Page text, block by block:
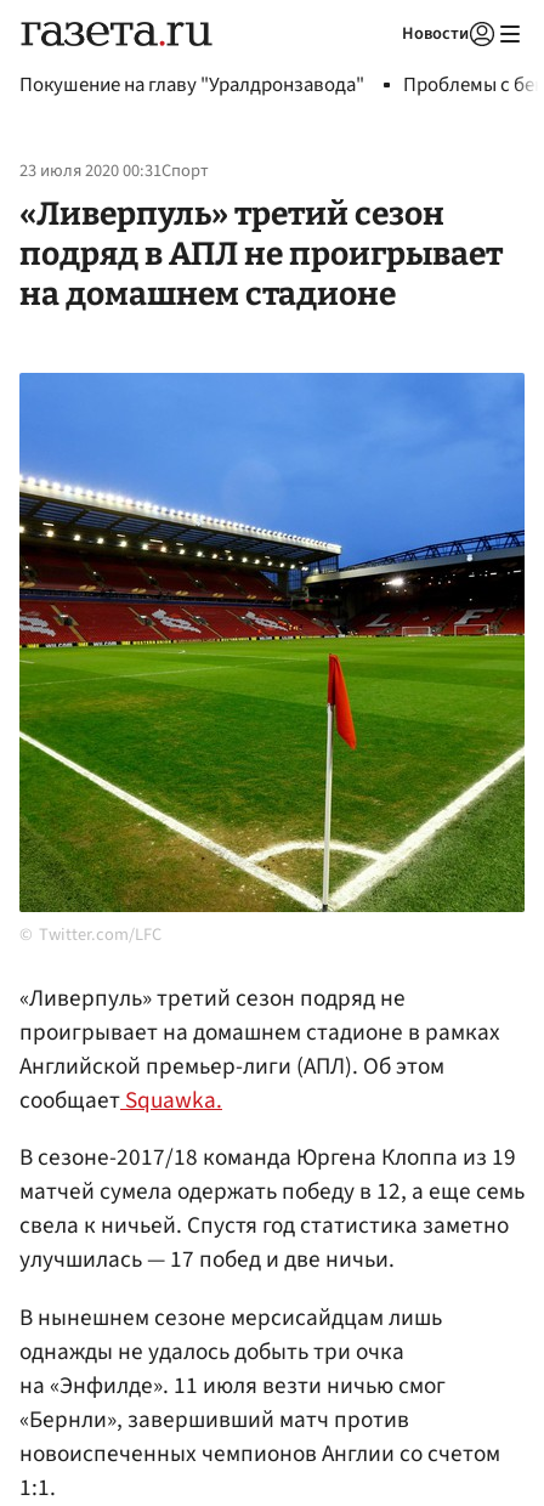
Новости
Покушение на главу "Уралдронзавода" Проблемы с
23 июля 2020 00:31Спорт
«Ливерпуль» третий сезон
подряд в АПЛ не проигрывает
на домашнем стадионе
Тwitter.com/LFC
«Ливерпуль» третий сезон подряд не
проигрывает на домашнем стадионе в рамках
Английской премьер-лиги (АПЛ). Об этом
сообщаетSquawka.
В сезоне-2017/18 команда Юргена Клоппа из 19
матчей сумела одержать победу в 12, а еще семь
свела к ничьей. Спустя год статистика заметно
улучшилась — 17 побед и две ничьи.
В нынешнем сезоне мерсисайдцам лишь
однажды не удалось добыть три очка
на «Энфилде». 11 июля везти ничью смог
«Бернли», завершивший матч против
новоиспеченных чемпионов Англии со счетом
1:1.